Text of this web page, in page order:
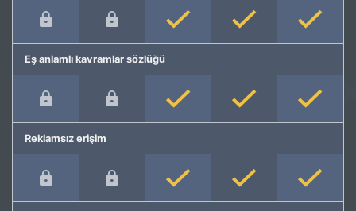
Eş anlamlı kavramlar sözlüğü
Reklamsız erişim